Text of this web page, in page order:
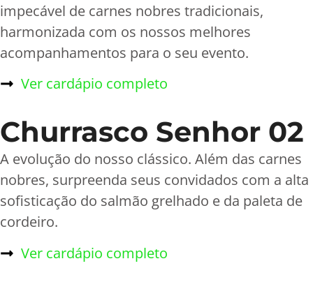
impecável de carnes nobres tradicionais,
harmonizada com os nossos melhores
acompanhamentos para o seu evento.
Ver cardápio completo
Churrasco Senhor 02
A evolução do nosso clássico. Além das carnes
nobres, surpreenda seus convidados com a alta
sofisticação do salmão grelhado e da paleta de
cordeiro.
Ver cardápio completo